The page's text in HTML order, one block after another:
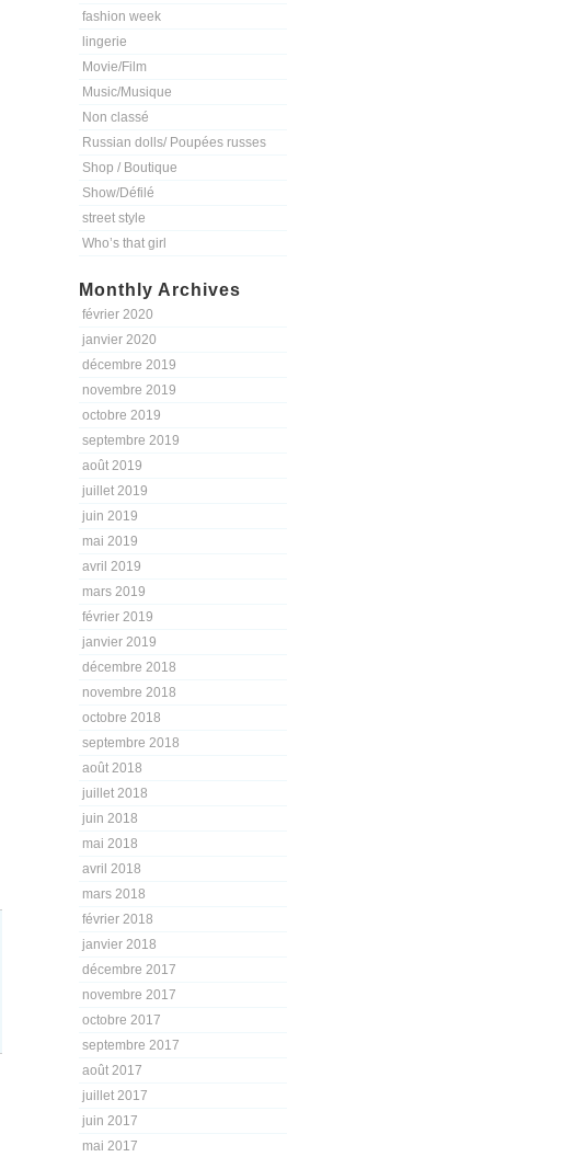
fashion week
lingerie
Movie/Film
Music/Musique
Non classé
Russian dolls/ Poupées russes
Shop / Boutique
Show/Défilé
street style
Who’s that girl
Monthly Archives
février 2020
janvier 2020
décembre 2019
novembre 2019
octobre 2019
septembre 2019
août 2019
juillet 2019
juin 2019
mai 2019
avril 2019
mars 2019
février 2019
janvier 2019
décembre 2018
novembre 2018
octobre 2018
septembre 2018
août 2018
juillet 2018
juin 2018
mai 2018
avril 2018
mars 2018
février 2018
janvier 2018
décembre 2017
novembre 2017
octobre 2017
septembre 2017
août 2017
juillet 2017
juin 2017
mai 2017